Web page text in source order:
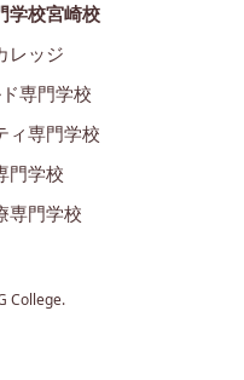
学校宮崎校
レッジ
専門学校
ィ専門学校
門学校
専門学校
College.